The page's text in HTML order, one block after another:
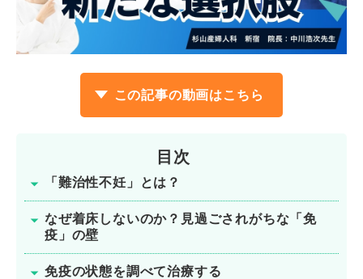
この記事の動画はこちら
目次
「難治性不妊」とは？
なぜ着床しないのか？見過ごされがちな「免
疫」の壁
免疫の状態を調べて治療する